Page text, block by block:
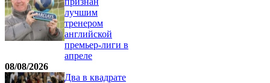
лучшим
тренером
английской
премьер-лиги в
апреле
08/08/2026
Два в квадрате